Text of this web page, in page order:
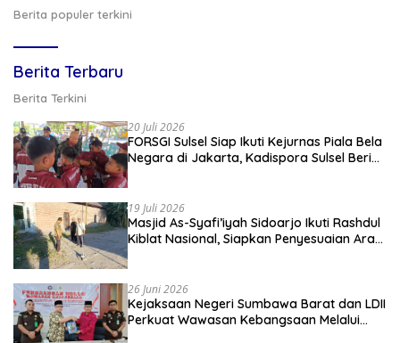
Berita populer terkini
Berita Terbaru
Berita Terkini
20 Juli 2026
FORSGI Sulsel Siap Ikuti Kejurnas Piala Bela
Negara di Jakarta, Kadispora Sulsel Beri
19 Juli 2026
Masjid As-Syafi’iyah Sidoarjo Ikuti Rashdul
Kiblat Nasional, Siapkan Penyesuaian Arah
26 Juni 2026
Kejaksaan Negeri Sumbawa Barat dan LDII
Perkuat Wawasan Kebangsaan Melalui